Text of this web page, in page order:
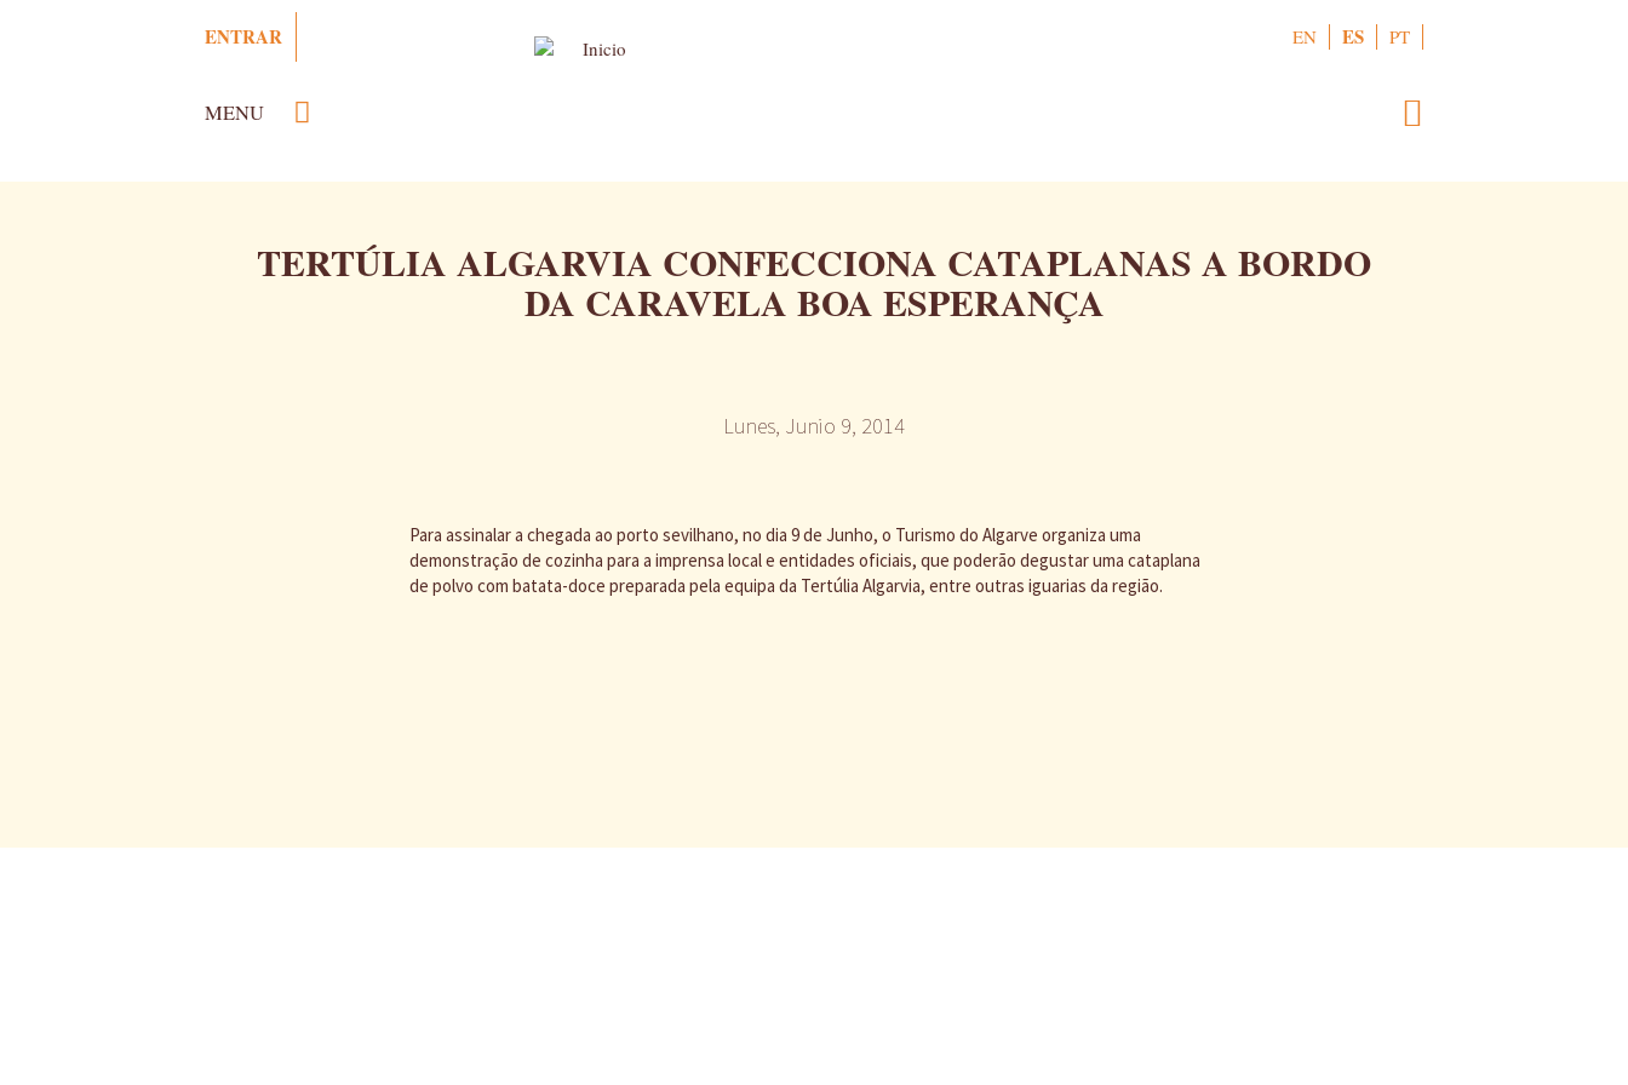
ENTRAR
MENU
PT
ES
EN
TERTÚLIA ALGARVIA CONFECCIONA CATAPLANAS A BORDO
DA CARAVELA BOA ESPERANÇA
Lunes, Junio 9, 2014
Para assinalar a chegada ao porto sevilhano, no dia 9 de Junho, o Turismo do Algarve organiza uma
demonstração de cozinha para a imprensa local e entidades oficiais, que poderão degustar uma cataplana
de polvo com batata-doce preparada pela equipa da Tertúlia Algarvia, entre outras iguarias da região.